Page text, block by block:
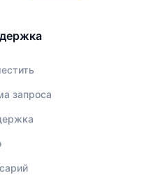
запроса